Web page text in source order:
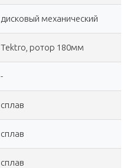
дисковый механический
Tektro, ротор 180мм
-
сплав
сплав
сплав